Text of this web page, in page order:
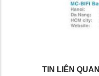
TIN LIÊN QUAN